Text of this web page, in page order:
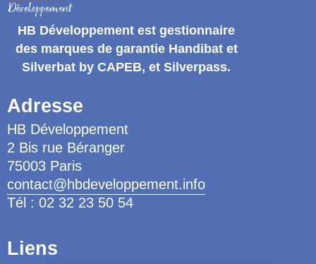
HB Développement est gestionnaire
des marques de garantie Handibat et
Silverbat by CAPEB, et Silverpass.
Adresse
HB Développement
2 Bis rue Béranger
75003 Paris
contact@hbdeveloppement.info
Tél : 02 32 23 50 54
Liens